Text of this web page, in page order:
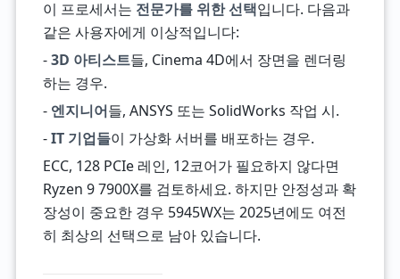
이 프로세서는 전문가를 위한 선택입니다. 다음과
같은 사용자에게 이상적입니다:
-3D 아티스트들, Cinema 4D에서 장면을 렌더링
하는 경우.
- 엔지니어들, ANSYS 또는 SolidWorks 작업 시.
-IT 기업들이 가상화 서버를 배포하는 경우.
ECC, 128 PCIe 레인, 12코어가 필요하지 않다면
Ryzen 9 7900X를 검토하세요. 하지만 안정성과 확
장성이 중요한 경우 5945WX는 2025년에도 여전
히 최상의 선택으로 남아 있습니다.